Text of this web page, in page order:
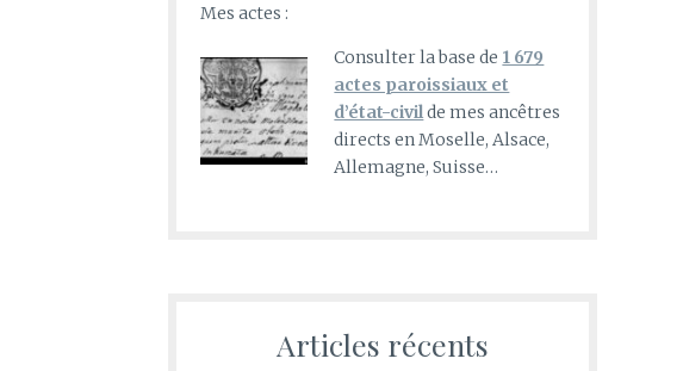
Mes actes :
Consulter la base de 1 679
actes paroissiaux et
d’état-civilde mes ancêtres
directs en Moselle, Alsace,
Allemagne, Suisse…
Articles récents